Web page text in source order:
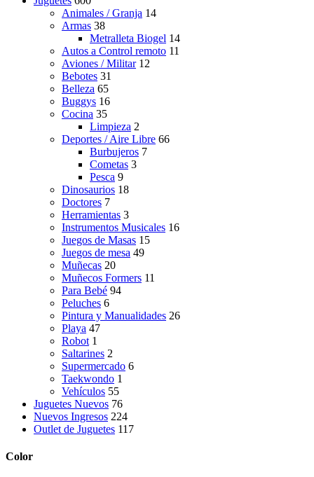
Animales / Granja 14
Armas 38
Metralleta Biogel 14
Autos a Control remoto 11
Aviones / Militar 12
Bebotes 31
Belleza 65
Buggys 16
Cocina 35
Limpieza 2
Deportes / Aire Libre 66
Burbujeros 7
Cometas 3
Pesca 9
Dinosaurios 18
Doctores 7
Herramientas 3
Instrumentos Musicales 16
Juegos de Masas 15
Juegos de mesa 49
Muñecas 20
Muñecos Formers 11
Para Bebé 94
Peluches 6
Pintura y Manualidades 26
Playa 47
Robot 1
Saltarines 2
Supermercado 6
Taekwondo 1
Vehículos 55
Juguetes Nuevos 76
Nuevos Ingresos 224
Outlet de Juguetes 117
Color